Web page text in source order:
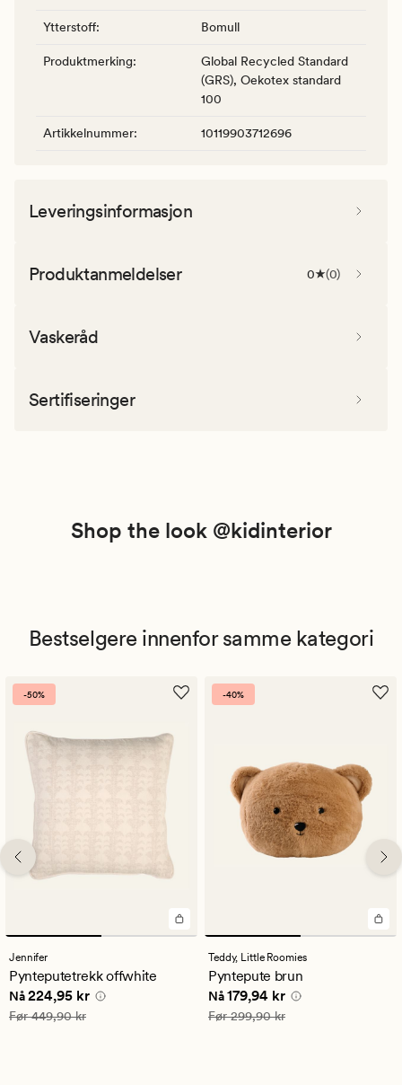
Ytterstoff: Bomull
Produktmerking:
Global Recycled Standard
(GRS), Oekotex standard
100
Artikkelnummer: 10119903712696
Leveringsinformasjon
Produktanmeldelser 0 (0)
Vaskeråd
Sertifiseringer
Shop the look @kidinterior
Bestselgere innenfor samme kategori
-50%
Jennifer
Pynteputetrekk offwhite
Nåværende pris
Nå224,95 kr
Vanlig pris 449,90 kr
Før449,90 kr
-40%
Teddy, Little Roomies
Pyntepute brun
Nåværende pris
Nå179,94 kr
Vanlig pris 299,90 kr
Før299,90 kr